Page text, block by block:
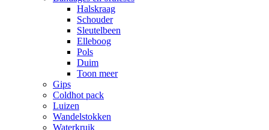
Halskraag
Schouder
Sleutelbeen
Elleboog
Pols
Duim
Toon meer
Gips
Coldhot pack
Luizen
Wandelstokken
Waterkruik